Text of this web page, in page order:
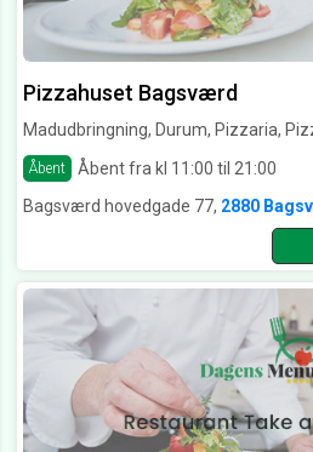
Pizzahuset Bagsværd
Madudbringning, Durum, Pizzaria,
Åbent Åbent fra kl 11:00 til 21:00
Bagsværd hovedgade 77, 2880